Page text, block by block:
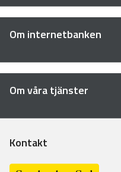
Om internetbanken
Om våra tjänster
Kontakt